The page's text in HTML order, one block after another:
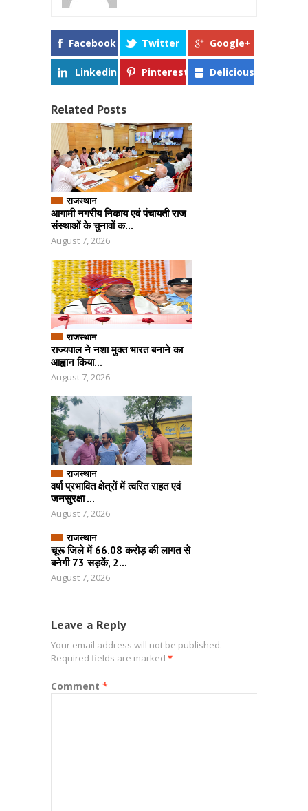
Facebook Twitter Google+
Linkedin Pinterest Delicious
Related Posts
राजस्थान
आगामी नगरीय निकाय एवं पंचायती राज
संस्थाओं के चुनावों क...
August 7, 2026
राजस्थान
राज्यपाल ने नशा मुक्त भारत बनाने का
आह्वान किया...
August 7, 2026
राजस्थान
वर्षा प्रभावित क्षेत्रों में त्वरित राहत एवं
जनसुरक्षा ...
August 7, 2026
राजस्थान
चूरू जिले में 66.08 करोड़ की लागत से
बनेगी 73 सड़कें, 2...
August 7, 2026
Leave a Reply
Your email address will not be published.
Required fields are marked *
Comment *